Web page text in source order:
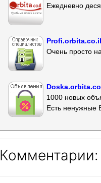
Ежедневно
Очень просто
1000 новых
Есть ненужные
Комментарии: